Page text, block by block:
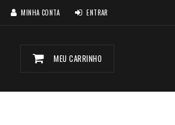
MINHA CONTA ENTRAR
MEU CARRINHO